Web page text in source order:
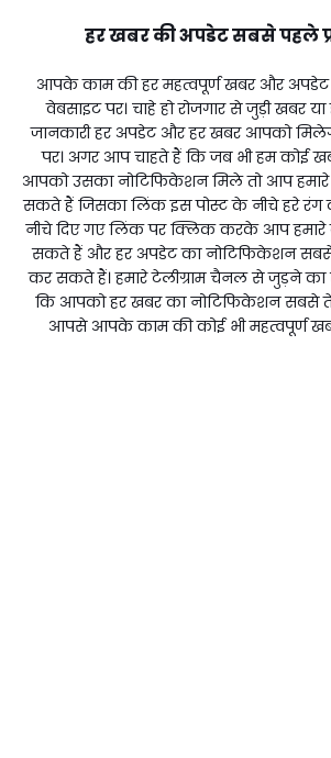
हर खबर की अपडेट सबसे पहले
आपके काम की हर महत्वपूर्ण खबर और अपडेट
वेबसाइट पर। चाहे हो रोजगार से जुड़ी खबर
जानकारी हर अपडेट और हर खबर आपको
पर। अगर आप चाहते हैं कि जब भी हम कोई
आपको उसका नोटिफिकेशन मिले तो आप
सकते हैं जिसका लिंक इस पोस्ट के नीचे हरे रंग की
नीचे दिए गए लिंक पर क्लिक करके आप हमारे
सकते हैं और हर अपडेट का नोटिफिकेशन सबसे
कर सकते हैं। हमारे टेलीग्राम चैनल से जुड़ने
कि आपको हर खबर का नोटिफिकेशन सबसे
आपसे आपके काम की कोई भी महत्वपूर्ण